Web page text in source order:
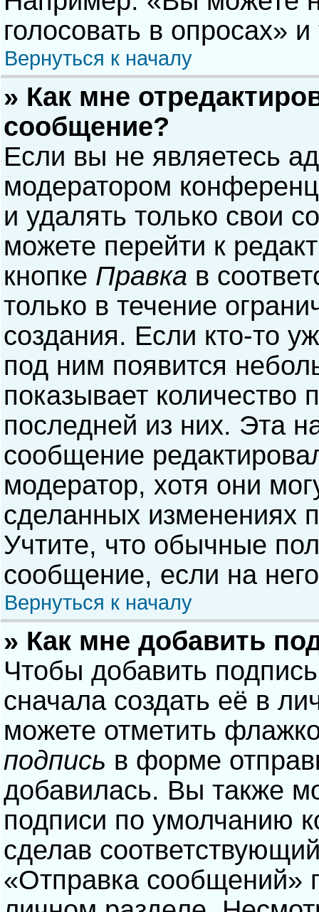
голосовать в опросах» и
Вернуться к началу
» Как мне
сообщение?
Если вы не являетесь
модератором
и удалять только свои
можете перейти к
кнопке Правка в
только в течение
создания. Если кто-то
под ним появится
показывает количество
последней из них. Эта
сообщение
модератор, хотя они
сделанных изменениях
Учтите, что обычные
сообщение, если на
Вернуться к началу
» Как мне добавить
Чтобы добавить
сначала создать её в
можете отметить
подпись в форме
добавилась. Вы также
подписи по умолчанию
сделав
«Отправка сообщений»